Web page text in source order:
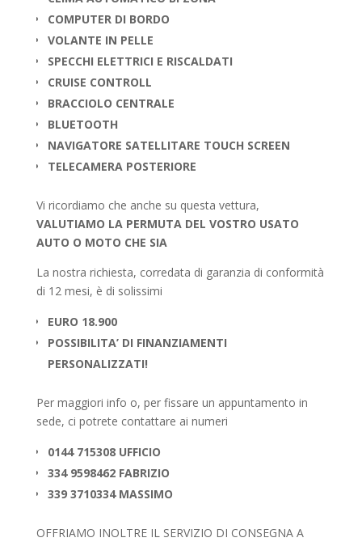
COMPUTER DI BORDO
VOLANTE IN PELLE
SPECCHI ELETTRICI E RISCALDATI
CRUISE CONTROLL
BRACCIOLO CENTRALE
BLUETOOTH
NAVIGATORE SATELLITARE TOUCH SCREEN
TELECAMERA POSTERIORE
Vi ricordiamo che anche su questa vettura,
VALUTIAMO LA PERMUTA DEL VOSTRO USATO
AUTO O MOTO CHE SIA
La nostra richiesta, corredata di garanzia di conformità
di 12 mesi, è di solissimi
EURO 18.900
POSSIBILITA’ DI FINANZIAMENTI
PERSONALIZZATI!
Per maggiori info o, per fissare un appuntamento in
sede, ci potrete contattare ai numeri
0144 715308 UFFICIO
334 9598462 FABRIZIO
339 3710334 MASSIMO
OFFRIAMO INOLTRE IL SERVIZIO DI CONSEGNA A